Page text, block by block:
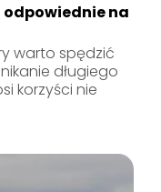
na
warto spędzić
długiego
korzyści nie